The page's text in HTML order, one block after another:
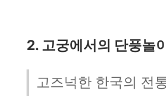
2. 고궁에서의 단풍놀이
고즈넉한 한국의 전